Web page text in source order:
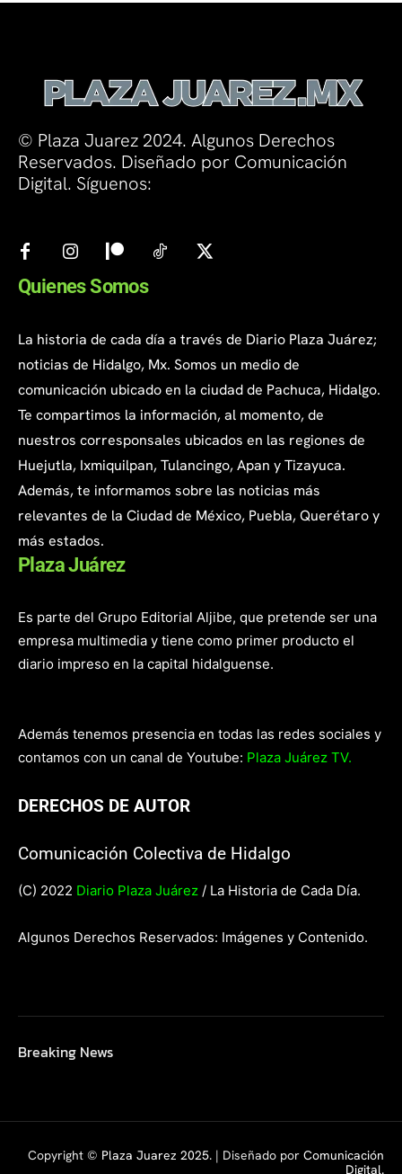
© Plaza Juarez 2024. Algunos Derechos
Reservados. Diseñado por Comunicación
Digital. Síguenos:
Quienes Somos
La historia de cada día a través de Diario Plaza Juárez;
noticias de Hidalgo, Mx. Somos un medio de
comunicación ubicado en la ciudad de Pachuca, Hidalgo.
Te compartimos la información, al momento, de
nuestros corresponsales ubicados en las regiones de
Huejutla, Ixmiquilpan, Tulancingo, Apan y Tizayuca.
Además, te informamos sobre las noticias más
relevantes de la Ciudad de México, Puebla, Querétaro y
más estados.
Plaza Juárez
Es parte del Grupo Editorial Aljibe, que pretende ser una
empresa multimedia y tiene como primer producto el
diario impreso en la capital hidalguense.
Además tenemos presencia en todas las redes sociales y
contamos con un canal de Youtube: Plaza Juárez TV.
DERECHOS DE AUTOR
Comunicación Colectiva de Hidalgo
(C) 2022 Diario Plaza Juárez / La Historia de Cada Día.
Algunos Derechos Reservados: Imágenes y Contenido.
Breaking News
Copyright © Plaza Juarez 2025. | Diseñado por Comunicación
Digital.